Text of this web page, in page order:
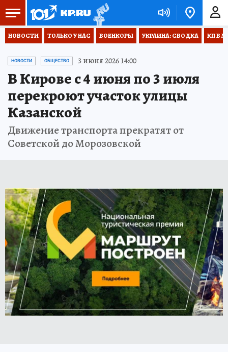
НОВОСТИ ТОЛЬКО У НАС ВОЕНКОРЫ УКРАИНА: СВОДКА КП В
НОВОСТИ ОБЩЕСТВО 3 июня 2026 14:00
В Кирове с 4 июня по 3 июля
перекроют участок улицы
Казанской
Движение транспорта прекратят от
Советской до Морозовской